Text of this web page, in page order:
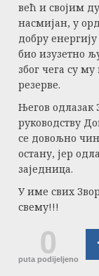
већ и својим
насмијан, у
добру
био изузетно
због чега су
резерве.
Његов одлазак
руководству
се довољно
остану, јер
заједница.
У име свих
свему!!!
0
puta podijeljeno